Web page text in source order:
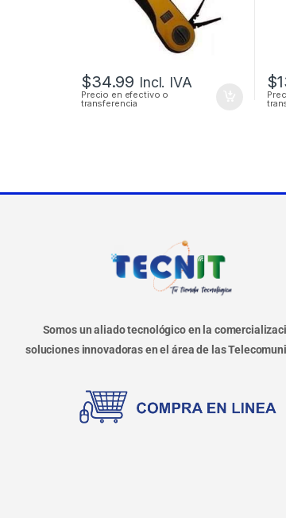
$34.99 Incl. IVA
Precio en efectivo o
transferencia
$
Somos un aliado tecnológico en la
soluciones innovadoras en el área de las